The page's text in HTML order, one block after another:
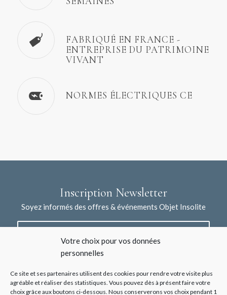
Votre choix pour vos données
personnelles
Ce site et ses partenaires utilisent des cookies pour rendre votre visite plus
agréable et réaliser des statistiques. Vous pouvez dès à présent faire votre
choix grâce aux boutons ci-dessous. Nous conserverons vos choix pendant 1
FABRIQUÉ EN FRANCE -
ENTREPRISE DU PATRIMOINE
VIVANT
NORMES ÉLECTRIQUES CE
Inscription Newsletter
Soyez informés des offres & événements Objet Insolite